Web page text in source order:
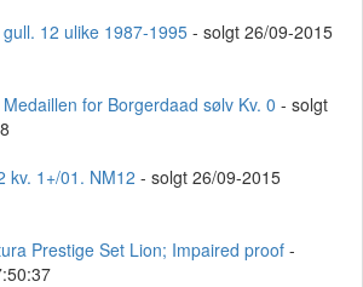
12 ulike 1987-1995 - solgt 26/09-2015
for Borgerdaad sølv Kv. 0 - solgt
kv. 1+/01. NM12 - solgt 26/09-2015
Prestige Set Lion; Impaired proof -